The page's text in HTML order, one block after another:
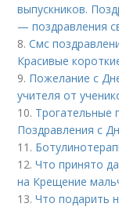
выпускников.
— поздравления
8.Смс
Красивые
9. Пожелание с
учителя от
10. Трогательные
Поздравления с
11.
12.Что принято
на Крещение
13.Что подарить